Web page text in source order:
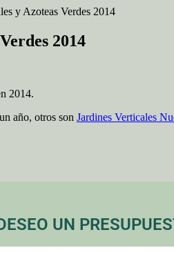
y Azoteas Verdes 2014
2014
2014.
año, otros son Jardines Verticales
UN